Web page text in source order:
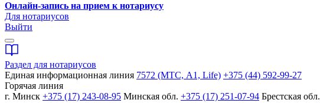
Онлайн-запись на прием к нотариусу
Для нотариусов
Выйти
Раздел для нотариусов
Единая информационная линия 7572 (МТС, A1, Life) +375 (44) 592-99-27
Горячая линия
г. Минск +375 (17) 243-08-95 Минская обл. +375 (17) 251-07-94 Брестская обл.